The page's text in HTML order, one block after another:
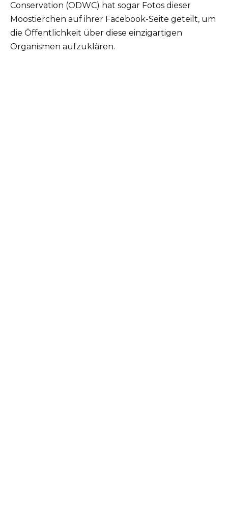
Conservation (ODWC) hat sogar Fotos dieser
Moostierchen auf ihrer Facebook-Seite geteilt, um
die Öffentlichkeit über diese einzigartigen
Organismen aufzuklären.